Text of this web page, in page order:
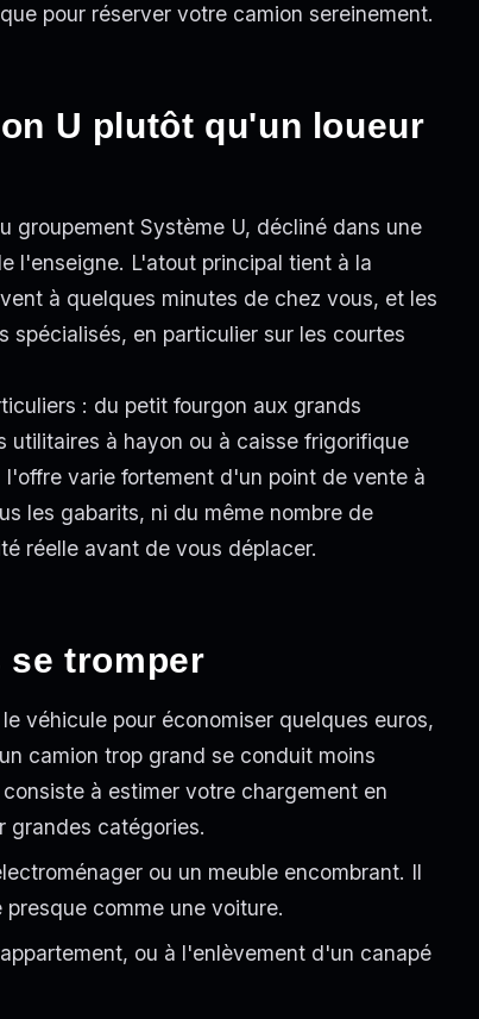
pour réserver votre camion sereinement.
U plutôt qu'un loueur
groupement Système U, décliné dans une
l'enseigne. L'atout principal tient à la
à quelques minutes de chez vous, et les
en particulier sur les courtes
: du petit fourgon aux grands
utilitaires à hayon ou à caisse frigorifique
varie fortement d'un point de vente à
les gabarits, ni du même nombre de
réelle avant de vous déplacer.
se tromper
véhicule pour économiser quelques euros,
camion trop grand se conduit moins
à estimer votre chargement en
grandes catégories.
ou un meuble encombrant. Il
comme une voiture.
ou à l'enlèvement d'un canapé